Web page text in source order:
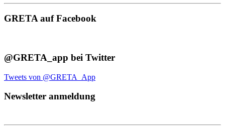
GRETA auf Facebook
@GRETA_app bei Twitter
Tweets von @GRETA_App
Newsletter anmeldung